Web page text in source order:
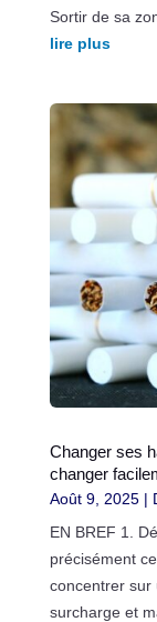
Sortir de sa
lire plus
Changer ses
changer
Août 9, 2025|
EN BREF 1.
précisément
concentrer sur
surcharge et